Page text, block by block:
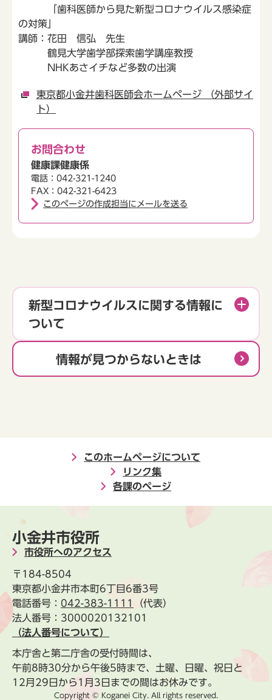
「歯科医師から見た新型コロナウイルス感染症
の対策」
講師：花田 信弘 先生
鶴見大学歯学部探索歯学講座教授
NHKあさイチなど多数の出演
東京都小金井歯科医師会ホームページ （外部サイ
ト）
お問合わせ
健康課健康係
電話：042-321-1240
FAX：042-321-6423
このページの作成担当にメールを送る
新型コロナウイルスに関する情報に
ついて
情報が見つからないときは
このホームページについて
リンク集
各課のページ
小金井市役所
市役所へのアクセス
〒184-8504
東京都小金井市本町6丁目6番3号
電話番号： 042-383-1111
（代表）
法人番号：3000020132101
（法人番号について）
本庁舎と第二庁舎の受付時間は、
午前8時30分から午後5時まで、土曜、日曜、祝日と
12月29日から1月3日までの間はお休みです。
Copyright © Koganei City. All rights reserved.